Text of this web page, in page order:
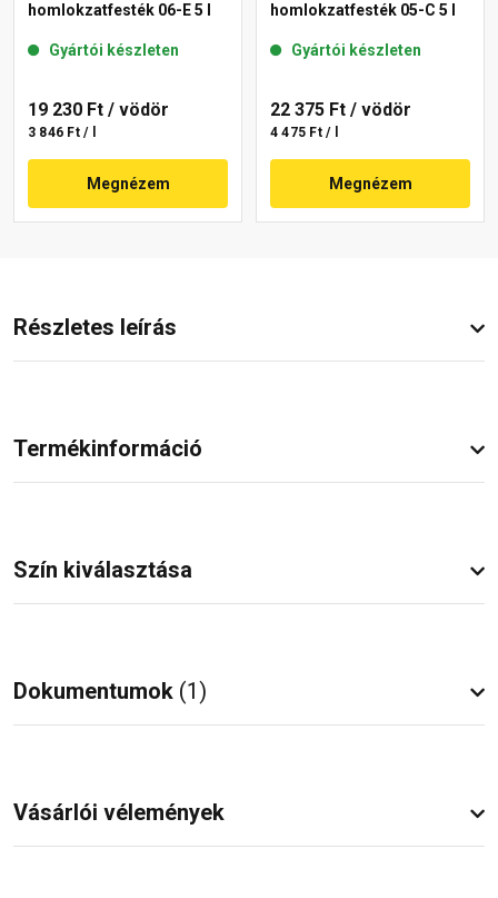
homlokzatfesték 06-E 5 l
Gyártói készleten
19 230 Ft / vödör
3 846 Ft / l
Megnézem
homlokzatfesték 05-C 5 l
Gyártói készleten
22 375 Ft / vödör
4 475 Ft / l
Megnézem
Részletes leírás
Termékinformáció
Szín kiválasztása
Dokumentumok (1)
Vásárlói vélemények